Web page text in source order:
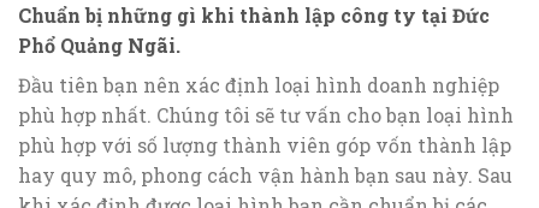
Chuẩn bị những gì khi thành lập công ty tại Đức
Phổ Quảng Ngãi.
Đầu tiên bạn nên xác định loại hình doanh nghiệp
phù hợp nhất. Chúng tôi sẽ tư vấn cho bạn loại hình
phù hợp với số lượng thành viên góp vốn thành lập
hay quy mô, phong cách vận hành bạn sau này. Sau